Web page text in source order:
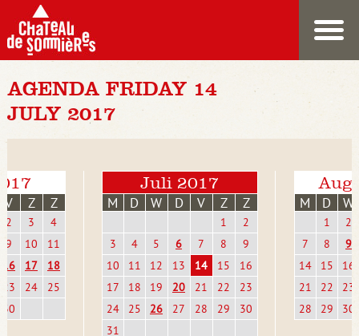
AGENDA FRIDAY 14
JULY 2017
V Z Z
2 3
4
9
10
11
16
17
18
23
24
25
30
Juli 2017
M D W D V Z Z
1
2
3
4 5 6 7 8
9
10
11 12 13 14 15
16
17
18 19 20 21 22
23
24
25 26 27 28 29
30
31
M D W
1
2
7
8
9
14
15
16
21
22
23
28
29 30